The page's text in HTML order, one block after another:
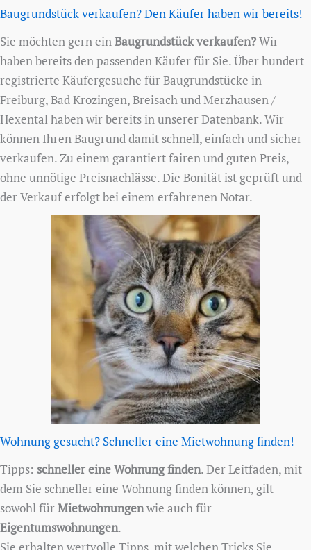
Baugrundstück verkaufen? Den Käufer haben wir bereits!
Sie möchten gern einBaugrundstück verkaufen?Wir
haben bereits den passenden Käufer für Sie. Über hundert
registrierte Käufergesuche für Baugrundstücke in
Freiburg, Bad Krozingen, Breisach und Merzhausen /
Hexental haben wir bereits in unserer Datenbank. Wir
können Ihren Baugrund damit schnell, einfach und sicher
verkaufen. Zu einem garantiert fairen und guten Preis,
ohne unnötige Preisnachlässe. Die Bonität ist geprüft und
der Verkauf erfolgt bei einem erfahrenen Notar.
Wohnung gesucht? Schneller eine Mietwohnung finden!
Tipps: schneller eine Wohnung finden. Der Leitfaden, mit
dem Sie schneller eine Wohnung finden können, gilt
sowohl fürMietwohnungenwie auch für
Eigentumswohnungen.